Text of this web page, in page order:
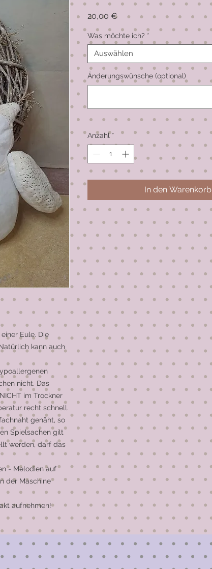
Eule. Die
kann auch
nicht. Das
im Trockner
recht schnell.
genäht, so
Spielsachen gilt
werden, darf das
- Melodien auf
der Maschine
aufnehmen!
20,00 €Preis
Was möchte ich? *
Auswählen
Änderungswünsche (optional)
Anzahl *
In den Warenkorb